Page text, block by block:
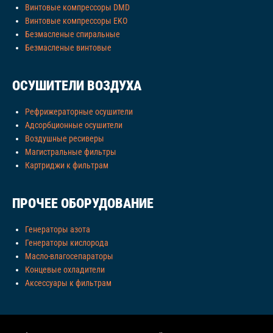
Винтовые компрессоры DMD
Винтовые компрессоры EKO
Безмасленые спиральные
Безмасленые винтовые
ОСУШИТЕЛИ ВОЗДУХА
Рефрижераторные осушители
Адсорбционные осушители
Воздушные ресиверы
Магистральные фильтры
Картриджи к фильтрам
ПРОЧЕЕ ОБОРУДОВАНИЕ
Генераторы азота
Генераторы кислорода
Масло-влагосепараторы
Концевые охладители
Аксессуары к фильтрам